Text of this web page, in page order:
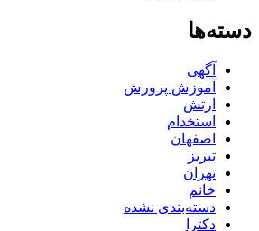
دسته‌ها
آگهی
آموزش پرورش
ارتش
استخدام
اصفهان
تبریز
تهران
خانم
دسته‌بندی نشده
دکترا